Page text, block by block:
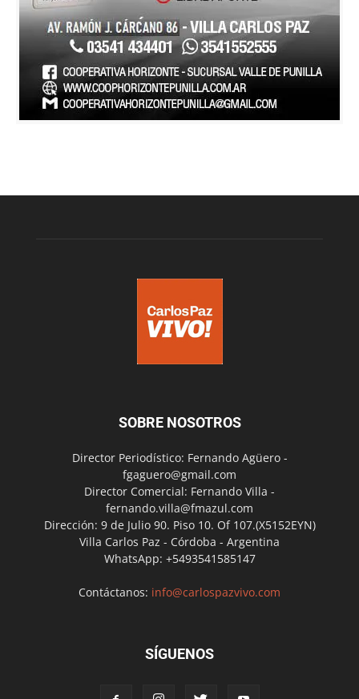
SOBRE NOSOTROS
Director Periodístico: Fernando Agüero -
fgaguero@gmail.com
Director Comercial: Fernando Villa -
fernando.villa@fmazul.com
Dirección: 9 de Julio 90. Piso 10. Of 107.(X5152EYN)
Villa Carlos Paz - Córdoba - Argentina
WhatsApp: +5493541585147
Contáctanos: info@carlospazvivo.com
SÍGUENOS